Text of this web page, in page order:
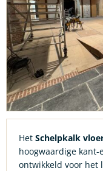
Het Schelpkalk
hoogwaardige
ontwikkeld voor het